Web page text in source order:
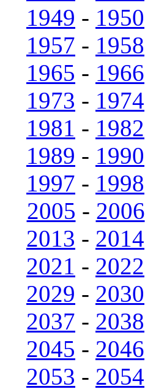
1949 - 1950
1957 - 1958
1965 - 1966
1973 - 1974
1981 - 1982
1989 - 1990
1997 - 1998
2005 - 2006
2013 - 2014
2021 - 2022
2029 - 2030
2037 - 2038
2045 - 2046
2053 - 2054